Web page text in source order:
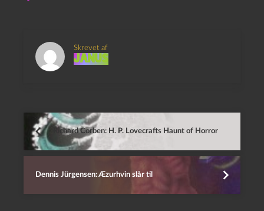
Skrevet af
Janus
Richard Corben: H. P. Lovecrafts Haunt of Horror
Dennis Jürgensen: Æzurhvin slår til